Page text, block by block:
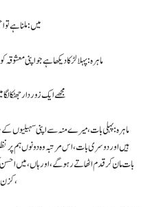
میں: ملنا ہے
ماہرہ: پہلا لڑکا دیکھا ہے جواپنی
مجھے ایک زور دار جھٹکا
ماہرہ: پہلی بات، میرے منہ سے اپنی سہیلیوں
ہیں اور دوسری بات، اس مرتبہ وہ دونوں ہم پر
بات مان کر قدم اٹھاتے رہو گے، اور ہاں، میں
کزن نازیہ سے ہوچکی ہے۔ اس لیے یہ موضوع ختم کرو،